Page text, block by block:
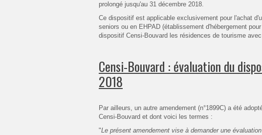
prolongé jusqu'au 31 décembre 2018.
Ce dispositif est applicable exclusivement pour l'achat
seniors ou en EHPAD (établissement d'hébergement
dispositif Censi-Bouvard les résidences de tourisme
Censi-Bouvard : évaluation du
2018
Par ailleurs, un autre amendement (n°1899C) a été
Censi-Bouvard et dont voici les termes :
"Le présent amendement vise à demander une